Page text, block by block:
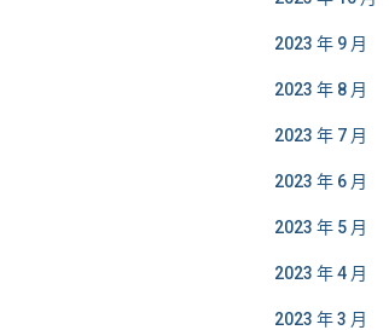
2023 年 9 月
2023 年 8 月
2023 年 7 月
2023 年 6 月
2023 年 5 月
2023 年 4 月
2023 年 3 月